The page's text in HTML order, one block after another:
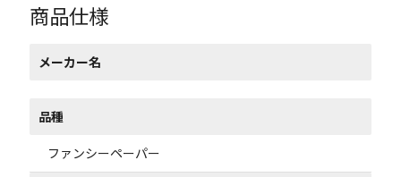
商品仕様
メーカー名
品種
ファンシーペーパー